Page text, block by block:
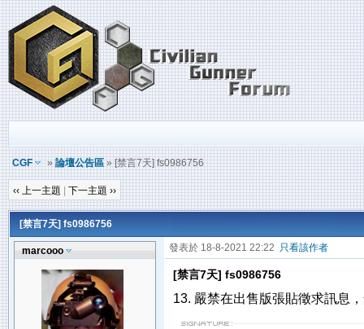
CGF »論壇公告區» [禁言7天] fs0986756
‹‹ 上一主題 下一主題 ››
[禁言7天] fs0986756
marcooo 發表於 18-8-2021 22:22 只看該作者
[禁言7天] fs0986756
13. 嚴禁在出售版張貼徵求訊息